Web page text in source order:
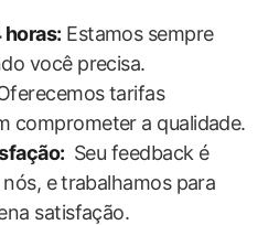
Estamos sempre
você precisa.
tarifas
comprometer a qualidade.
⁣ Seu feedback é⁤
e⁢ trabalhamos para
satisfação.